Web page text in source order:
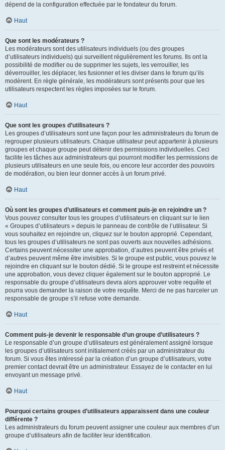
dépend de la configuration effectuée par le fondateur du forum.
Haut
Que sont les modérateurs ?
Les modérateurs sont des utilisateurs individuels (ou des groupes
d’utilisateurs individuels) qui surveillent régulièrement les forums. Ils ont la
possibilité de modifier ou de supprimer les sujets, les verrouiller, les
déverrouiller, les déplacer, les fusionner et les diviser dans le forum qu’ils
modèrent. En règle générale, les modérateurs sont présents pour que les
utilisateurs respectent les règles imposées sur le forum.
Haut
Que sont les groupes d’utilisateurs ?
Les groupes d’utilisateurs sont une façon pour les administrateurs du forum de
regrouper plusieurs utilisateurs. Chaque utilisateur peut appartenir à plusieurs
groupes et chaque groupe peut détenir des permissions individuelles. Ceci
facilite les tâches aux administrateurs qui pourront modifier les permissions de
plusieurs utilisateurs en une seule fois, ou encore leur accorder des pouvoirs
de modération, ou bien leur donner accès à un forum privé.
Haut
Où sont les groupes d’utilisateurs et comment puis-je en rejoindre un ?
Vous pouvez consulter tous les groupes d’utilisateurs en cliquant sur le lien
« Groupes d’utilisateurs » depuis le panneau de contrôle de l’utilisateur. Si
vous souhaitez en rejoindre un, cliquez sur le bouton approprié. Cependant,
tous les groupes d’utilisateurs ne sont pas ouverts aux nouvelles adhésions.
Certains peuvent nécessiter une approbation, d’autres peuvent être privés et
d’autres peuvent même être invisibles. Si le groupe est public, vous pouvez le
rejoindre en cliquant sur le bouton dédié. Si le groupe est restreint et nécessite
une approbation, vous devez cliquer également sur le bouton approprié. Le
responsable du groupe d’utilisateurs devra alors approuver votre requête et
pourra vous demander la raison de votre requête. Merci de ne pas harceler un
responsable de groupe s’il refuse votre demande.
Haut
Comment puis-je devenir le responsable d’un groupe d’utilisateurs ?
Le responsable d’un groupe d’utilisateurs est généralement assigné lorsque
les groupes d’utilisateurs sont initialement créés par un administrateur du
forum. Si vous êtes intéressé par la création d’un groupe d’utilisateurs, votre
premier contact devrait être un administrateur. Essayez de le contacter en lui
envoyant un message privé.
Haut
Pourquoi certains groupes d’utilisateurs apparaissent dans une couleur
différente ?
Les administrateurs du forum peuvent assigner une couleur aux membres d’un
groupe d’utilisateurs afin de faciliter leur identification.